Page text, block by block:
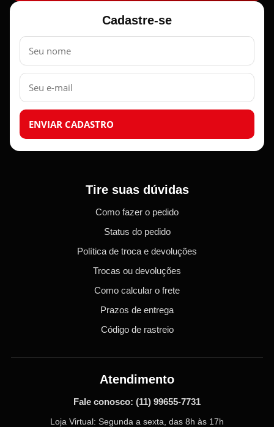
Cadastre-se
Nome
E-
mail
ENVIAR CADASTRO
Tire suas dúvidas
Como fazer o pedido
Status do pedido
Política de troca e devoluções
Trocas ou devoluções
Como calcular o frete
Prazos de entrega
Código de rastreio
Atendimento
Fale conosco: (11) 99655-7731
Loja Virtual: Segunda a sexta, das 8h às 17h